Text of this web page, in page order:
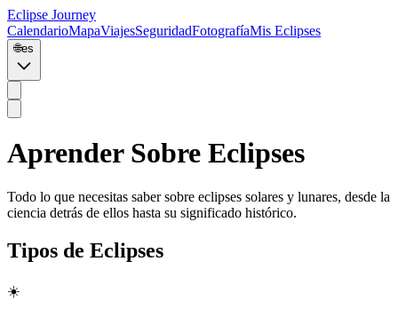
Eclipse Journey
CalendarioMapaViajesSeguridadFotografíaMis Eclipses
🌐es
Aprender Sobre Eclipses
Todo lo que necesitas saber sobre eclipses solares y lunares, desde la
ciencia detrás de ellos hasta su significado histórico.
Tipos de Eclipses
☀️